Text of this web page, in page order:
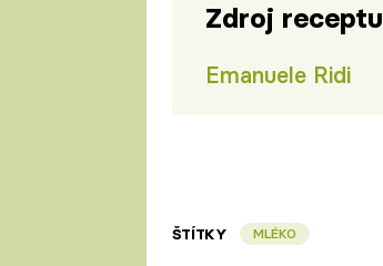
Zdroj receptu
Emanuele Ridi
ŠTÍTKY MLÉKO